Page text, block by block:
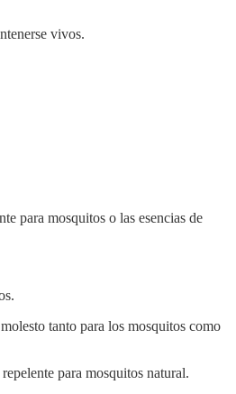
vivos.
para mosquitos o las esencias de
tanto para los mosquitos como
para mosquitos natural.